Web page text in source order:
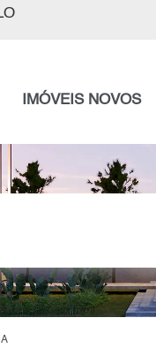
IMÓVEIS NOVOS